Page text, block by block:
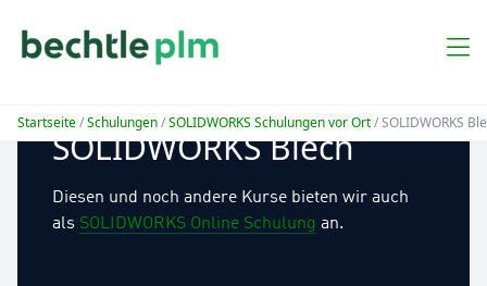
Startseite/Schulungen/SOLIDWORKS Schulungen vor Ort/ SOLIDWORKS
SOLIDWORKS Blech
Diesen und noch andere Kurse bieten wir auch
als SOLIDWORKS Online Schulung an.